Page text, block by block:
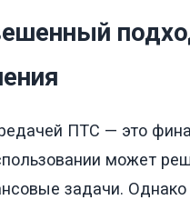
ПТС — это
может
задачи.